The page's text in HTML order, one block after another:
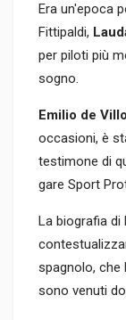
Era un'epoca
Fittipaldi,
per piloti più
sogno.
Emilio de
occasioni, è
testimone di
gare Sport
La biografia di
spagnolo,
sono venuti